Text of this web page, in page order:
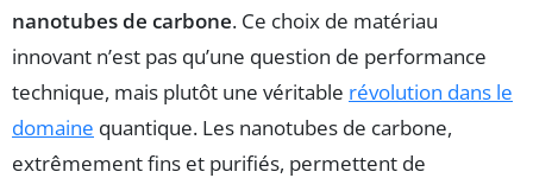
nanotubes de carbone. Ce choix de matériau
innovant n’est pas qu’une question de performance
technique, mais plutôt une véritable révolution dans le
domaine quantique. Les nanotubes de carbone,
extrêmement fins et purifiés, permettent de